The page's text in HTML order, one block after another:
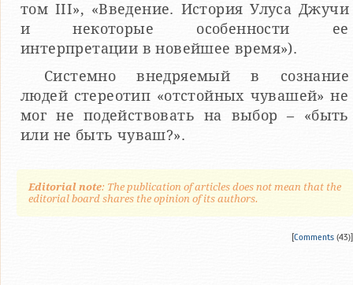
том III», «Введение. История Улуса Джучи
и некоторые особенности ее
интерпретации в новейшее время»).
Системно внедряемый в сознание
людей стереотип «отстойных чувашей» не
мог не подействовать на выбор – «быть
или не быть чуваш?».
Editorial note: The publication of articles does not mean that the
editorial board shares the opinion of its authors.
[Comments (43)]